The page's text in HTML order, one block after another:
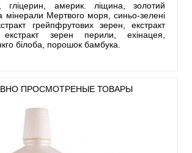
гліцерин, америк. ліщина, золотий
мінерали Мертвого моря, синьо-зелені
грейпфрутових зерен, екстракт
зерен перили, ехінацея,
білоба, порошок бамбука.
ПРОСМОТРЕНЫЕ ТОВАРЫ